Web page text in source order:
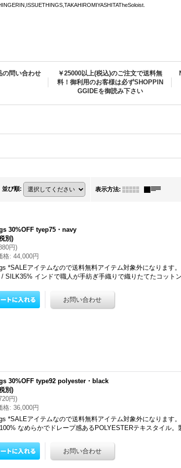
の問い合わせ
￥25000以上(税込)のご注文で送料無
料！御利用のお客様は必ずSHOPPIN
GGIDEを御読み下さい
並び順: 表示方法:
30%OFF tyep75・navy
別)
円)
格: 44,000円
*SALEアイテムなので送料無料アイテム対象外になります
/ SILK35% インドで職人が手紡ぎ手織りで織りたてたコット
30%OFF type92 polyester・black
別)
円)
格: 36,000円
*SALEアイテムなので送料無料アイテム対象外になります
なめらかでドレープ感あるPOLYESTERテキスタイル